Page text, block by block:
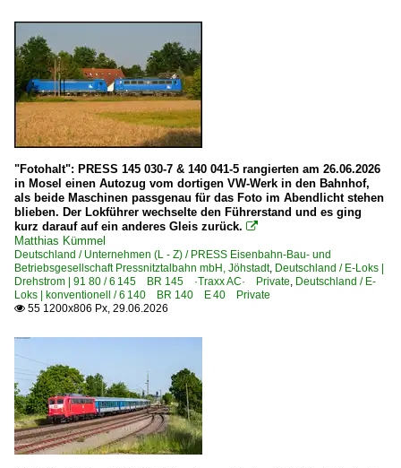
Delitzsch
Donauwörth
Dresden (sonstige)
Dresden Hbf ·DH·
Düsseldorf (sonstige)
Eichenberg
Emmerich
Bahnhöfe (F - K)
Fährhafen Sassnitz (Mukran Port GmbH, Zugang nur
Falkenberg (Elster)
Freiberg (Sachsen)
Friesack (Mark)
Gera Hbf ·UG·
Gera (sonstige)
"Fotohalt": PRESS 145 030-7 & 140 041-5 rangierten am 26.06.2026
in Mosel einen Autozug vom dortigen VW-Werk in den Bahnhof,
als beide Maschinen passgenau für das Foto im Abendlicht stehen
blieben. Der Lokführer wechselte den Führerstand und es ging
kurz darauf auf ein anderes Gleis zurück. 
Matthias Kümmel
Deutschland / Unternehmen (L - Z) / PRESS Eisenbahn-Bau- und
Betriebsgesellschaft Pressnitztalbahn mbH, Jöhstadt, Deutschland / E-Loks |
Drehstrom | 91 80 / 6 145 BR 145 ·Traxx AC· Private, Deutschland / E-
Loks | konventionell / 6 140 BR 140 E 40 Private
 55 1200x806 Px, 29.06.2026